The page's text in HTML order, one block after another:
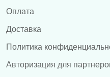
Оплата
Доставка
Политика
Авторизация для